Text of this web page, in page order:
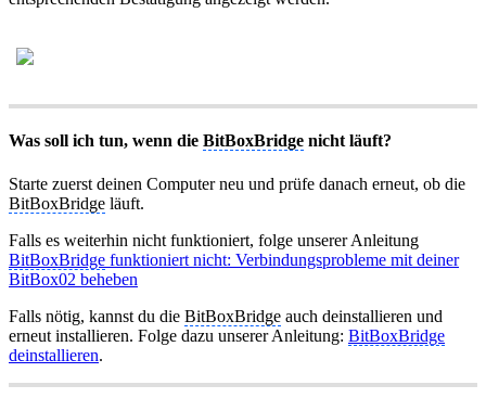
Was soll ich tun, wenn die BitBoxBridge nicht läuft?
Starte zuerst deinen Computer neu und prüfe danach erneut, ob die
BitBoxBridge läuft.
Falls es weiterhin nicht funktioniert, folge unserer Anleitung
BitBoxBridge funktioniert nicht: Verbindungsprobleme mit deiner
BitBox02 beheben
Falls nötig, kannst du die BitBoxBridge auch deinstallieren und
erneut installieren. Folge dazu unserer Anleitung: BitBoxBridge
deinstallieren.